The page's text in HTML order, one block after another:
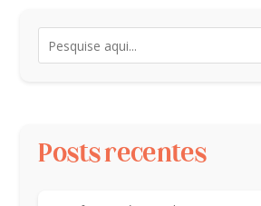
Posts recentes